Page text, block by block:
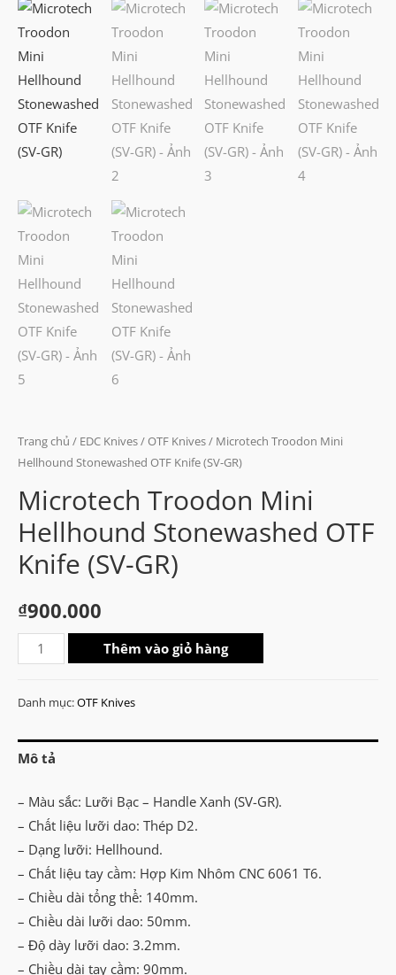
Trang chủ / EDC Knives/OTF Knives/ Microtech Troodon Mini
Hellhound Stonewashed OTF Knife (SV-GR)
Microtech Troodon Mini
Hellhound Stonewashed OTF
Knife (SV-GR)
₫900.000
Microtech
Troodon
Hellhound
Stonewashed
OTF
(SV-
GR)
số
lượng
Thêm vào giỏ hàng
Danh mục:OTF Knives
Mô tả
– Màu sắc: Lưỡi Bạc – Handle Xanh (SV-GR).
– Chất liệu lưỡi dao: Thép D2.
– Dạng lưỡi: Hellhound.
– Chất liệu tay cầm: Hợp Kim Nhôm CNC 6061 T6.
– Chiều dài tổng thể: 140mm.
– Chiều dài lưỡi dao: 50mm.
– Độ dày lưỡi dao: 3.2mm.
– Chiều dài tay cầm: 90mm.